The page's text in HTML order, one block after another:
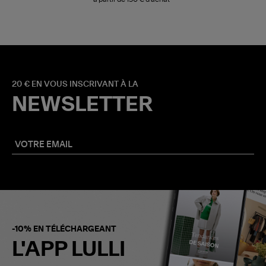
20 € EN VOUS INSCRIVANT À LA
NEWSLETTER
-10% EN TÉLÉCHARGEANT
L'APP LULLI